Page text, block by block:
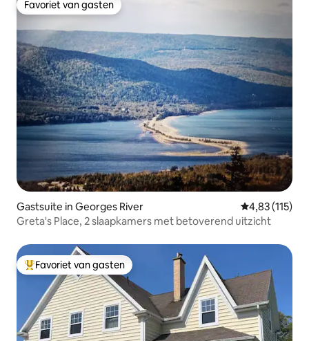
Favoriet van gasten
Favoriet van gasten
Gastsuite in Georges River Gemiddelde
4,83 (115)
Greta's Place, 2 slaapkamers met betoverend uitzicht
Topfavoriet van gasten
Favoriet van gasten